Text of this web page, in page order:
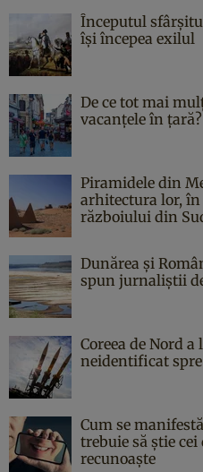
Începutul
îşi începea exilul
De ce tot mai
vacanțele în țară?
Piramidele din
arhitectura lor,
războiului din
Dunărea și
spun jurnaliștii
Coreea de Nord
neidentificat
Cum se
trebuie să știe
recunoaște